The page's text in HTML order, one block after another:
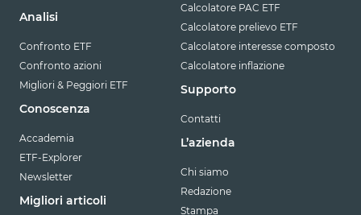
Analisi
Confronto ETF
Confronto azioni
Migliori & Peggiori ETF
Conoscenza
Accademia
ETF-Explorer
Newsletter
Migliori articoli
Calcolatore PAC ETF
Calcolatore prelievo ETF
Calcolatore interesse composto
Calcolatore inflazione
Supporto
Contatti
L’azienda
Chi siamo
Redazione
Stampa